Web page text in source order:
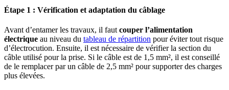
Étape 1 : Vérification et adaptation du câblage
Avant d’entamer les travaux, il fautcouper l’alimentation
électrique au niveau du tableau de répartition pour éviter tout risque
d’électrocution. Ensuite, il est nécessaire de vérifier la section du
câble utilisé pour la prise. Si le câble est de 1,5 mm², il est conseillé
de le remplacer par un câble de 2,5 mm² pour supporter des charges
plus élevées.